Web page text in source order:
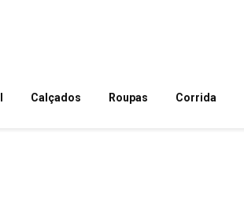
Calçados Roupas Corrida